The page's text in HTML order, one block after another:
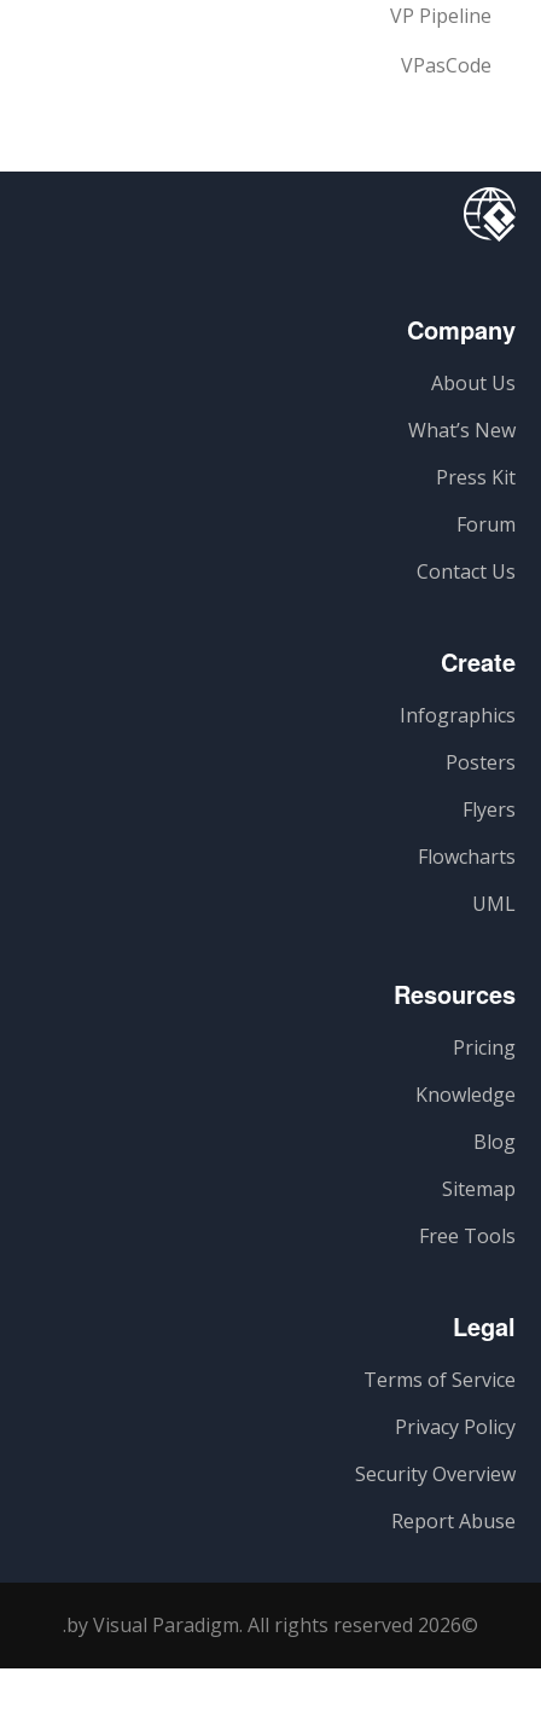
VP Pipeline
VPasCode
Company
About Us
What’s New
Press Kit
Forum
Contact Us
Create
Infographics
Posters
Flyers
Flowcharts
UML
Resources
Pricing
Knowledge
Blog
Sitemap
Free Tools
Legal
Terms of Service
Privacy Policy
Security Overview
Report Abuse
©2026 by Visual Paradigm. All rights reserved.